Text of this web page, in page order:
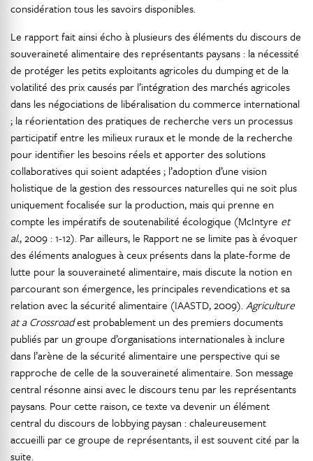
considération tous les savoirs disponibles.
Le rapport fait ainsi écho à plusieurs des éléments du discours de
souveraineté alimentaire des représentants paysans : la nécessité
de protéger les petits exploitants agricoles du dumping et de la
volatilité des prix causés par l’intégration des marchés agricoles
dans les négociations de libéralisation du commerce international
; la réorientation des pratiques de recherche vers un processus
participatif entre les milieux ruraux et le monde de la recherche
pour identifier les besoins réels et apporter des solutions
collaboratives qui soient adaptées ; l’adoption d’une vision
holistique de la gestion des ressources naturelles qui ne soit plus
uniquement focalisée sur la production, mais qui prenne en
compte les impératifs de soutenabilité écologique (McIntyre et
al., 2009 : 1-12). Par ailleurs, le Rapport ne se limite pas à évoquer
des éléments analogues à ceux présents dans la plate-forme de
lutte pour la souveraineté alimentaire, mais discute la notion en
parcourant son émergence, les principales revendications et sa
relation avec la sécurité alimentaire (IAASTD, 2009).Agriculture
at a Crossroadest probablement un des premiers documents
publiés par un groupe d’organisations internationales à inclure
dans l’arène de la sécurité alimentaire une perspective qui se
rapproche de celle de la souveraineté alimentaire. Son message
central résonne ainsi avec le discours tenu par les représentants
paysans. Pour cette raison, ce texte va devenir un élément
central du discours de lobbying paysan : chaleureusement
accueilli par ce groupe de représentants, il est souvent cité par la
suite.